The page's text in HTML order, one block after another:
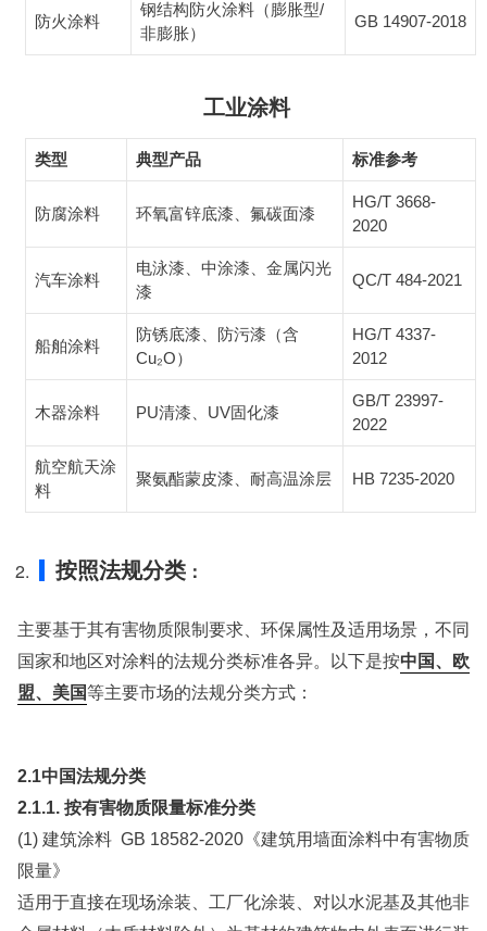
防火涂料
钢结构防火涂料（膨胀型/
非膨胀）
GB 14907-2018
工业涂料
类型 典型产品 标准参考
防腐涂料 环氧富锌底漆、氟碳面漆
HG/T 3668-
2020
汽车涂料
电泳漆、中涂漆、金属闪光
漆
QC/T 484-2021
船舶涂料
防锈底漆、防污漆（含
Cu₂O）
HG/T 4337-
2012
木器涂料 PU清漆、UV固化漆
GB/T 23997-
2022
航空航天涂
料
聚氨酯蒙皮漆、耐高温涂层 HB 7235-2020
按照法规分类 ：
主要基于其有害物质限制要求、环保属性及适用场景，不同
国家和地区对涂料的法规分类标准各异。以下是按中国、欧
盟、美国等主要市场的法规分类方式：
2.1中国法规分类
2.1.1. 按有害物质限量标准分类
(1) 建筑涂料 GB 18582-2020《建筑用墙面涂料中有害物质
限量》
适用于直接在现场涂装、工厂化涂装、对以水泥基及其他非